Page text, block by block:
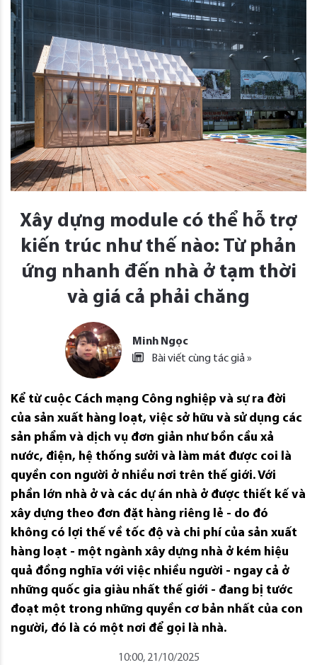
Xây dựng module có thể hỗ trợ
kiến ​​trúc như thế nào: Từ phản
ứng nhanh đến nhà ở tạm thời
và giá cả phải chăng
Minh Ngọc
Bài viết cùng tác giả »
Kể từ cuộc Cách mạng Công nghiệp và sự ra đời
của sản xuất hàng loạt, việc sở hữu và sử dụng các
sản phẩm và dịch vụ đơn giản như bồn cầu xả
nước, điện, hệ thống sưởi và làm mát được coi là
quyền con người ở nhiều nơi trên thế giới. Với
phần lớn nhà ở và các dự án nhà ở được thiết kế và
xây dựng theo đơn đặt hàng riêng lẻ - do đó
không có lợi thế về tốc độ và chi phí của sản xuất
hàng loạt - một ngành xây dựng nhà ở kém hiệu
quả đồng nghĩa với việc nhiều người - ngay cả ở
những quốc gia giàu nhất thế giới - đang bị tước
đoạt một trong những quyền cơ bản nhất của con
người, đó là có một nơi để gọi là nhà.
10:00, 21/10/2025